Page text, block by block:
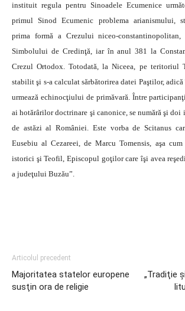
instituit regula pentru Sinoadele Ecumenice
primul Sinod Ecumenic problema arianismului,
prima formă a Crezului niceo-
Simbolului de Credinţă, iar în anul 381 la
Crezul Ortodox. Totodată, la Niceea, pe teritoriul
stabilit şi s-a calculat sărbătorirea datei Paştilor,
urmează echinocţiului de primăvară. Între
ai hotărârilor doctrinare şi canonice, se numără şi
de astăzi al României. Este vorba de Scitanus
Eusebiu al Cezareei, de Marcu Tomensis, aşa
istorici şi Teofil, Episcopul goţilor care îşi avea
a judeţului Buzău”.
Articolul precedent
Majoritatea statelor europene
susţin ora de religie
„Tradiţie